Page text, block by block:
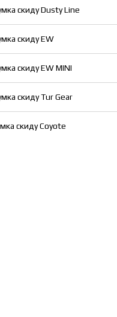
скиду Dusty Line
скиду EW
скиду EW MINI
скиду Tur Gear
скиду Coyote